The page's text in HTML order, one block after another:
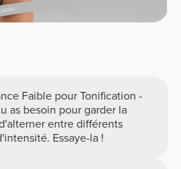
Faible pour Tonification -
as besoin pour garder la
entre différents
Essaye-la !